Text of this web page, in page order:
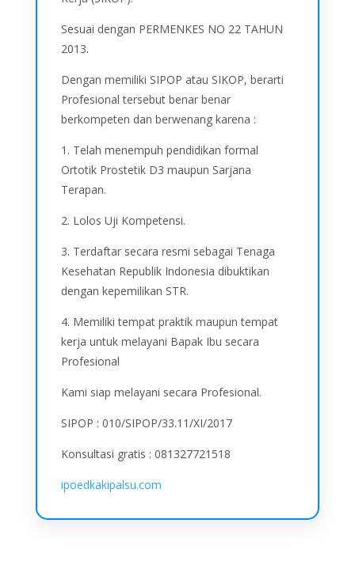
Sesuai dengan PERMENKES NO 22 TAHUN
2013.
Dengan memiliki SIPOP atau SIKOP, berarti
Profesional tersebut benar benar
berkompeten dan berwenang karena :
1. Telah menempuh pendidikan formal
Ortotik Prostetik D3 maupun Sarjana
Terapan.
2. Lolos Uji Kompetensi.
3. Terdaftar secara resmi sebagai Tenaga
Kesehatan Republik Indonesia dibuktikan
dengan kepemilikan STR.
4. Memiliki tempat praktik maupun tempat
kerja untuk melayani Bapak Ibu secara
Profesional
Kami siap melayani secara Profesional.
SIPOP : 010/SIPOP/33.11/XI/2017
Konsultasi gratis : 081327721518
ipoedkakipalsu.com